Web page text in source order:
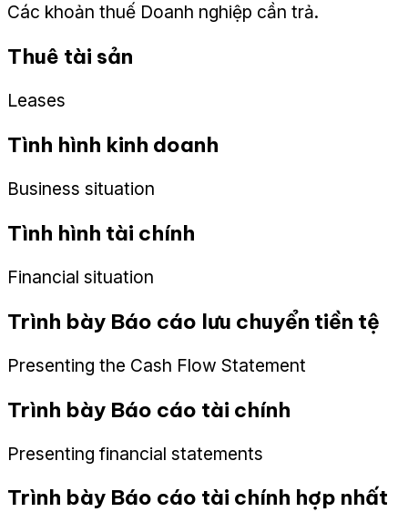
Các khoản thuế Doanh nghiệp cần trả.
Thuê tài sản
Leases
Tình hình kinh doanh
Business situation
Tình hình tài chính
Financial situation
Trình bày Báo cáo lưu chuyển tiền tệ
Presenting the Cash Flow Statement
Trình bày Báo cáo tài chính
Presenting financial statements
Trình bày Báo cáo tài chính hợp nhất